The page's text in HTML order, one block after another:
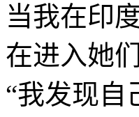
当我在印
在进入她
“我发现自